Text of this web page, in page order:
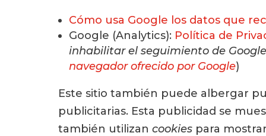
Cómo usa Google los datos que
Google (Analytics): Política de
inhabilitar el seguimiento de
navegador ofrecido por Google)
Este sitio también puede albergar
publicitarias. Esta publicidad se
también utilizan cookies para